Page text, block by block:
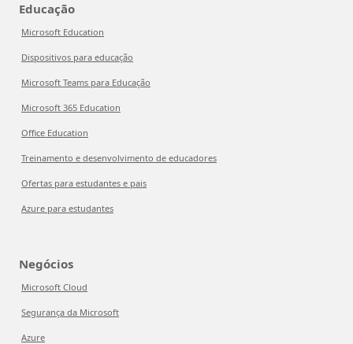
Educação
Microsoft Education
Dispositivos para educação
Microsoft Teams para Educação
Microsoft 365 Education
Office Education
Treinamento e desenvolvimento de educadores
Ofertas para estudantes e pais
Azure para estudantes
Negócios
Microsoft Cloud
Segurança da Microsoft
Azure